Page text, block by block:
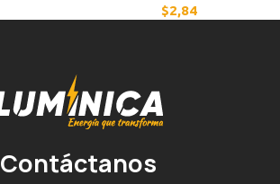
$2,84
Contáctanos